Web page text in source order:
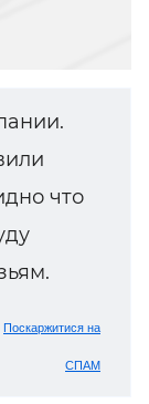
что
Поскаржитися на
СПАМ